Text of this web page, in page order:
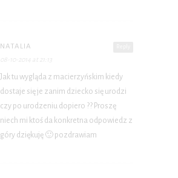
NATALIA
Jak tu wygląda z macierzyńskim kiedy
dostaje się je zanim dziecko się urodzi
czy po urodzeniu dopiero ?? Proszę
niech mi ktoś da konkretna odpowiedz z
góry dziękuję 🙂 pozdrawiam